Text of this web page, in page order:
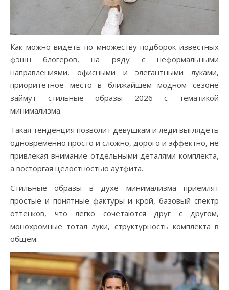
Как можно видеть по множеству подборок известных
фэшн блогеров, на ряду с неформальными
направлениями, офисными и элегантными луками,
приоритетное место в ближайшем модном сезоне
займут стильные образы 2026 с тематикой
минимализма.
Такая тенденция позволит девушкам и леди выглядеть
одновременно просто и сложно, дорого и эффектно, не
привлекая внимание отдельными деталями комплекта,
а восторгая целостностью аутфита.
Стильные образы в духе минимализма приемлят
простые и понятные фактуры и крой, базовый спектр
оттенков, что легко сочетаются друг с другом,
монохромные тотал луки, структурность комплекта в
общем.